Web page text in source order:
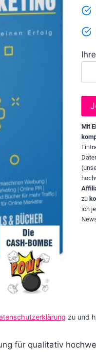
Mit
zu
ich
zu und
für qualitativ